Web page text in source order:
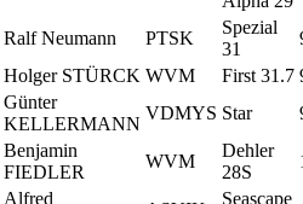
Ralf Neumann PTSK
Spezial
31
Holger STÜRCK WVM First 31.7
Günter
KELLERMANN
VDMYS Star
Benjamin
FIEDLER
WVM
Dehler
28S
Alfred
Seascape